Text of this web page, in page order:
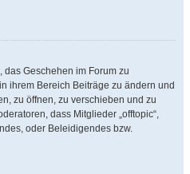
das Geschehen im Forum zu
ihrem Bereich Beiträge zu ändern und
zu öffnen, zu verschieben und zu
dass Mitglieder „offtopic“,
oder Beleidigendes bzw.